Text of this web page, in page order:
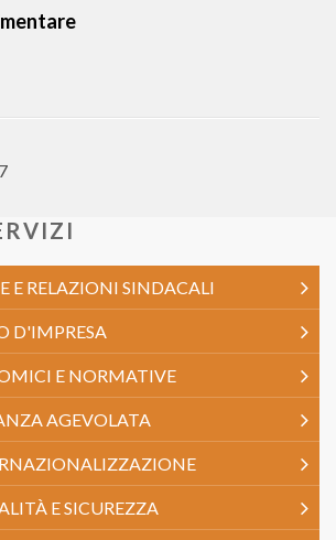
E RELAZIONI SINDACALI
D'IMPRESA
E NORMATIVE
AGEVOLATA
E SICUREZZA